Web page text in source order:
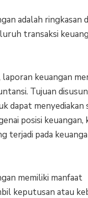
adalah ringkasan
transaksi
laporan keuangan
Tujuan
dapat menyediakan
posisi keuangan,
terjadi pada
memiliki manfaat
keputusan atau